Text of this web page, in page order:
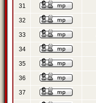
31
32
33
34
35
36
37